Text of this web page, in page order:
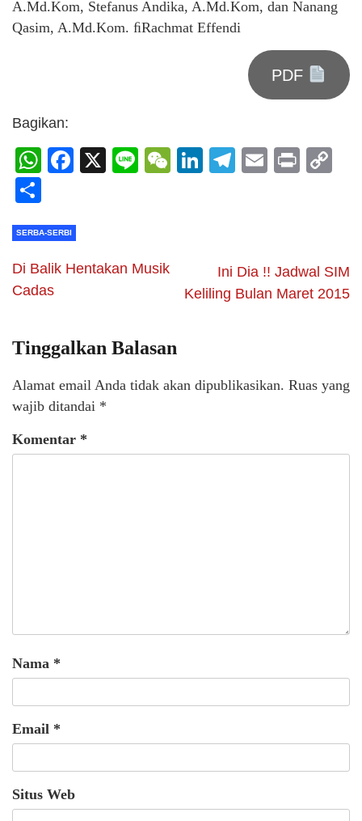
A.Md.Kom, Stefanus Andika, A.Md.Kom, dan Nanang
Qasim, A.Md.Kom. ﬁRachmat Effendi
PDF
Bagikan:
WhatsApp
Facebook
X LineWeChat
LinkedIn
Telegram
Email
Print
SERBA-SERBI
Di Balik Hentakan Musik
Cadas
Ini Dia !! Jadwal SIM
Keliling Bulan Maret 2015
Tinggalkan Balasan
Alamat email Anda tidak akan dipublikasikan. Ruas yang
wajib ditandai *
Komentar *
Nama *
Email *
Situs Web